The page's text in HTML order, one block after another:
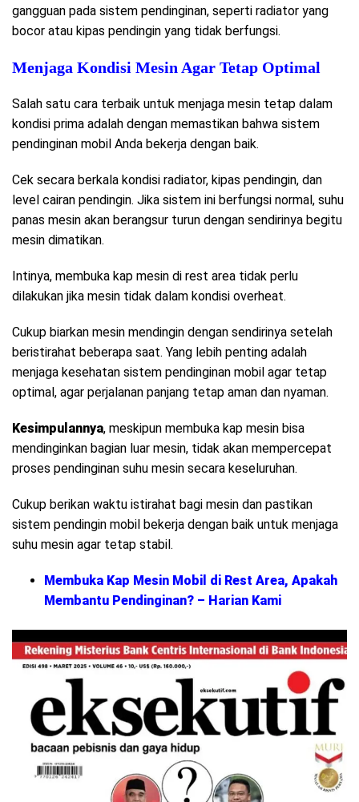
gangguan pada sistem pendinginan, seperti radiator yang
bocor atau kipas pendingin yang tidak berfungsi.
Menjaga Kondisi Mesin Agar Tetap Optimal
Salah satu cara terbaik untuk menjaga mesin tetap dalam
kondisi prima adalah dengan memastikan bahwa sistem
pendinginan mobil Anda bekerja dengan baik.
Cek secara berkala kondisi radiator, kipas pendingin, dan
level cairan pendingin. Jika sistem ini berfungsi normal, suhu
panas mesin akan berangsur turun dengan sendirinya begitu
mesin dimatikan.
Intinya, membuka kap mesin di rest area tidak perlu
dilakukan jika mesin tidak dalam kondisi overheat.
Cukup biarkan mesin mendingin dengan sendirinya setelah
beristirahat beberapa saat. Yang lebih penting adalah
menjaga kesehatan sistem pendinginan mobil agar tetap
optimal, agar perjalanan panjang tetap aman dan nyaman.
Kesimpulannya, meskipun membuka kap mesin bisa
mendinginkan bagian luar mesin, tidak akan mempercepat
proses pendinginan suhu mesin secara keseluruhan.
Cukup berikan waktu istirahat bagi mesin dan pastikan
sistem pendingin mobil bekerja dengan baik untuk menjaga
suhu mesin agar tetap stabil.
Membuka Kap Mesin Mobil di Rest Area, Apakah
Membantu Pendinginan? – Harian Kami